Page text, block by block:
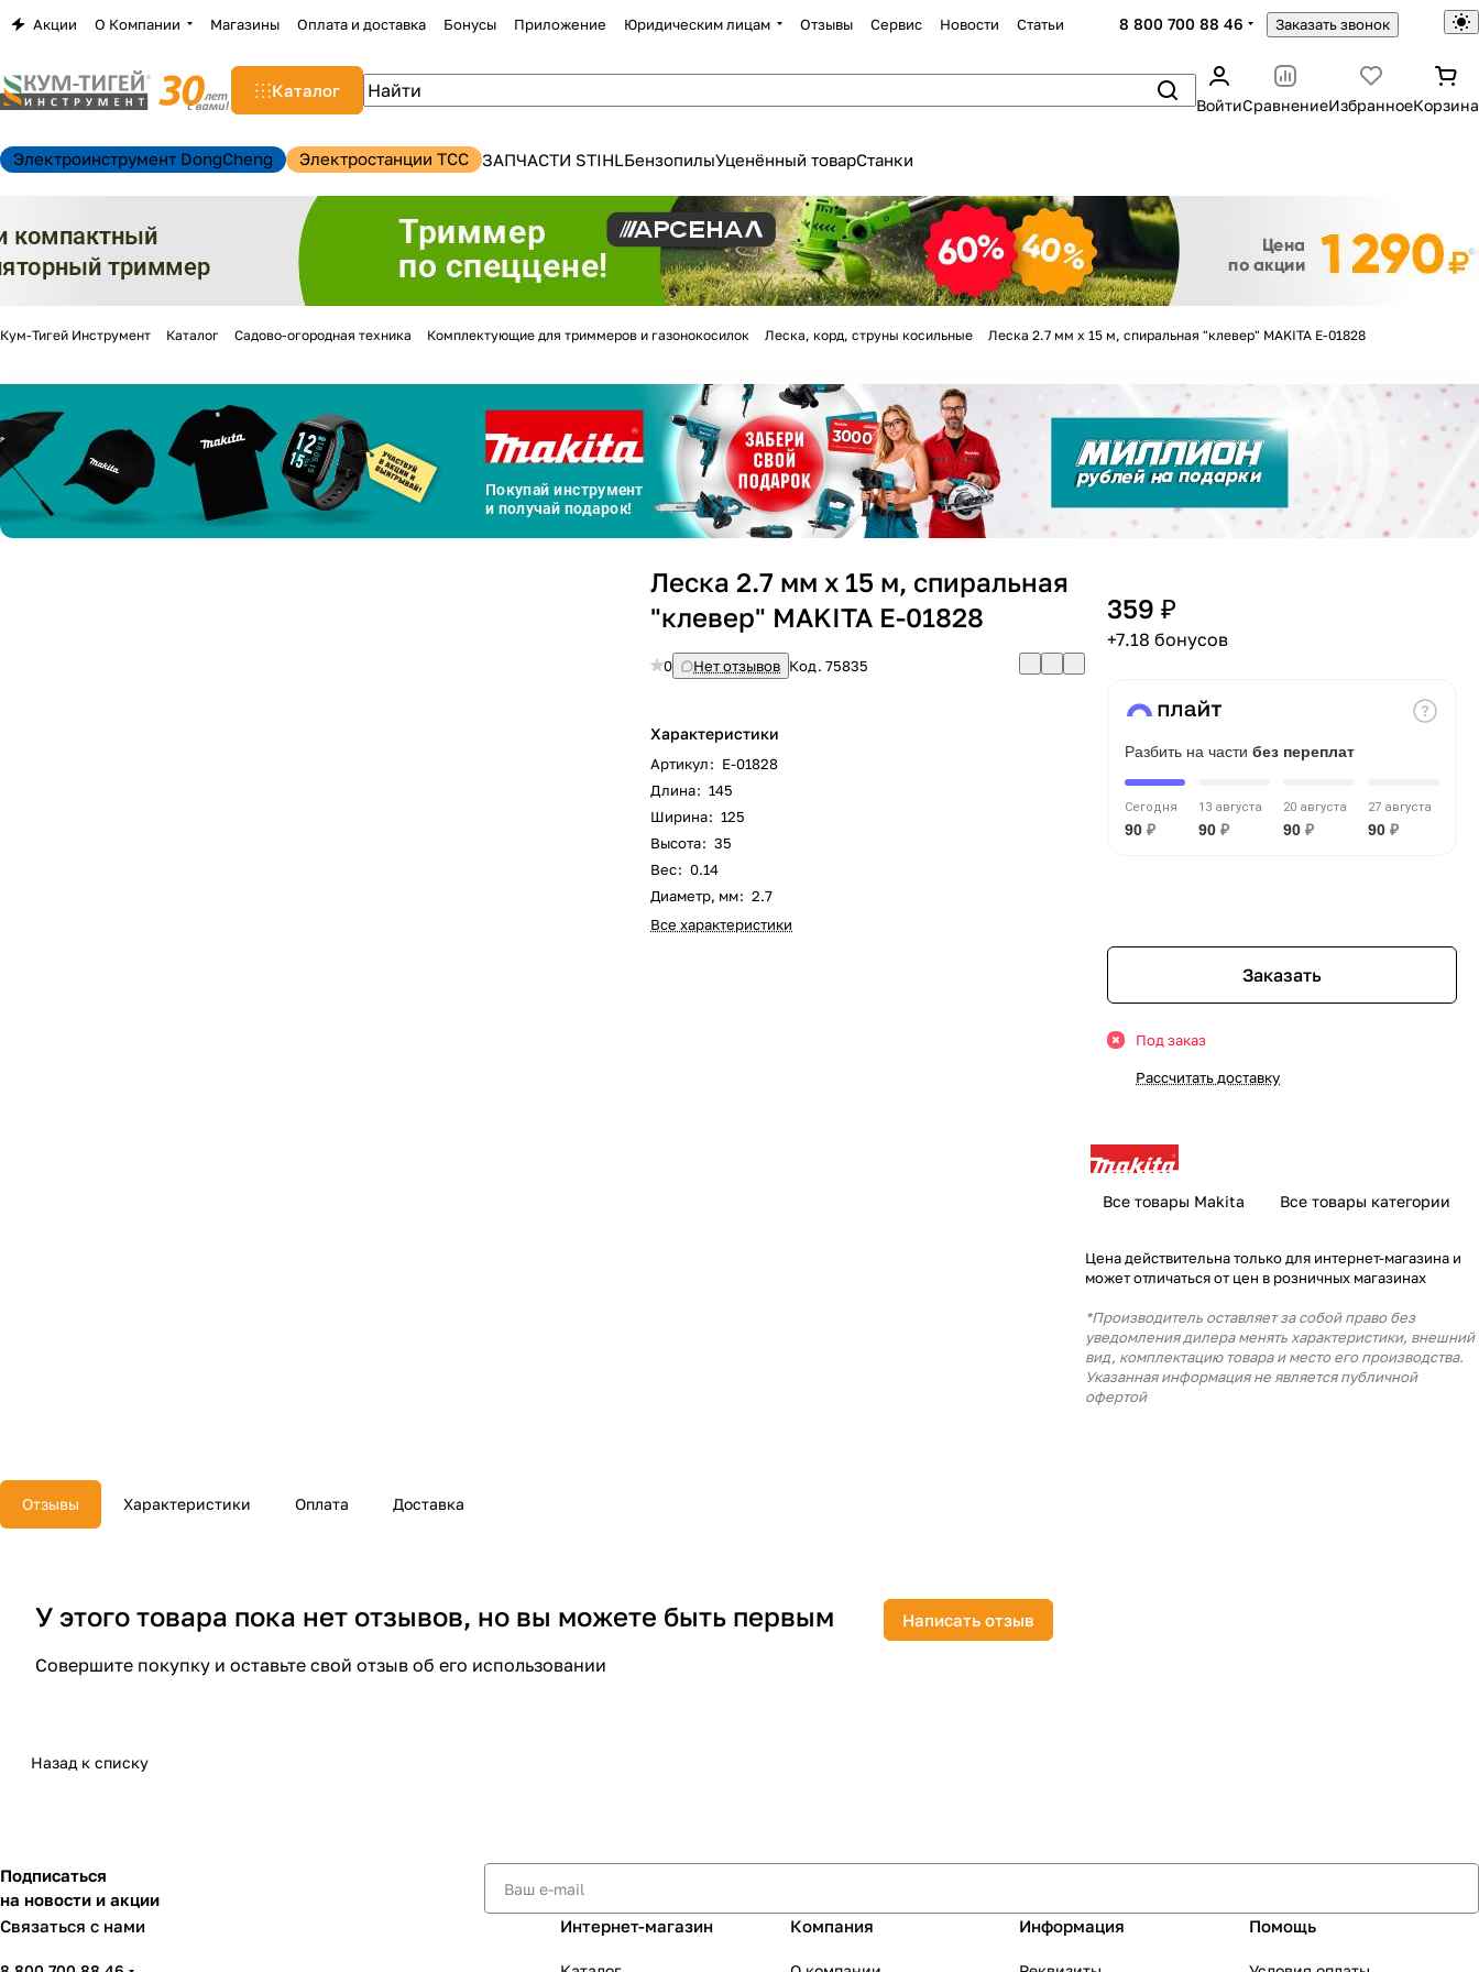
Акции О Компании Магазины Оплата и доставка Бонусы Приложение Юридическим лицам Отзывы Сервис Новости Статьи 8 800 700 88 46 Заказать звонок
Каталог
ВойтиСравнениеИзбранноеКорзина
Электроинструмент DongCheng Электростанции TCC ЗАПЧАСТИ STIHLБензопилыУценённый товарСтанки
Кум-Тигей Инструмент Каталог Садово-огородная техника Комплектующие для триммеров и газонокосилок Леска, корд, струны косильные Леска 2.7 мм х 15 м, спиральная "клевер" MAKITA E-01828
Леска 2.7 мм х 15 м, спиральная
"клевер" MAKITA E-01828
0 Нет отзывов Код.75835
Характеристики
Артикул: E-01828
Длина: 145
Ширина: 125
Высота: 35
Вес: 0.14
Диаметр, мм: 2.7
Все характеристики
359 ₽
+7.18 бонусов
Разбить на части без переплат
Сегодня
90 ₽
13 августа
90 ₽
20 августа
90 ₽
27 августа
90 ₽
Заказать
Под заказ
Рассчитать доставку
Все товары Makita Все товары категории
Цена действительна только для интернет-магазина и
может отличаться от цен в розничных магазинах
*Производитель оставляет за собой право без
уведомления дилера менять характеристики, внешний
вид, комплектацию товара и место его производства.
Указанная информация не является публичной
офертой
Отзывы Характеристики Оплата Доставка
У этого товара пока нет отзывов, но вы можете быть первым
Совершите покупку и оставьте свой отзыв об его использовании
Написать отзыв
Назад к списку
Подписаться
на новости и акции
Связаться с нами
Интернет-магазин Компания Информация Помощь
Для клиентов всех банков
на частибез переплат
График платежей
Оплачивайте сегодня только
% картой любого банка
Получайте товарвыбранный способом
раз в 2 недели